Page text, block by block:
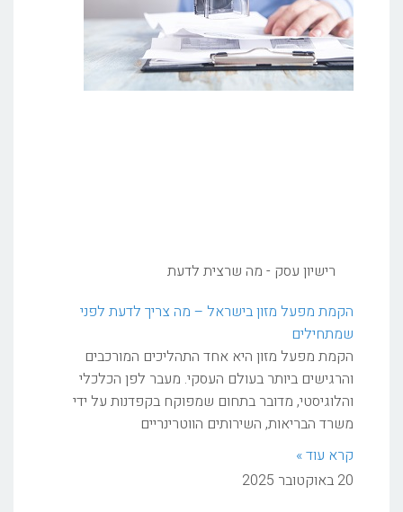
רישיון עסק - מה שרצית לדעת
הקמת מפעל מזון בישראל – מה צריך לדעת לפני
שמתחילים
הקמת מפעל מזון היא אחד התהליכים המורכבים
והרגישים ביותר בעולם העסקי. מעבר לפן הכלכלי
והלוגיסטי, מדובר בתחום שמפוקח בקפדנות על ידי
משרד הבריאות, השירותים הווטרינריים
קרא עוד »
20 באוקטובר 2025